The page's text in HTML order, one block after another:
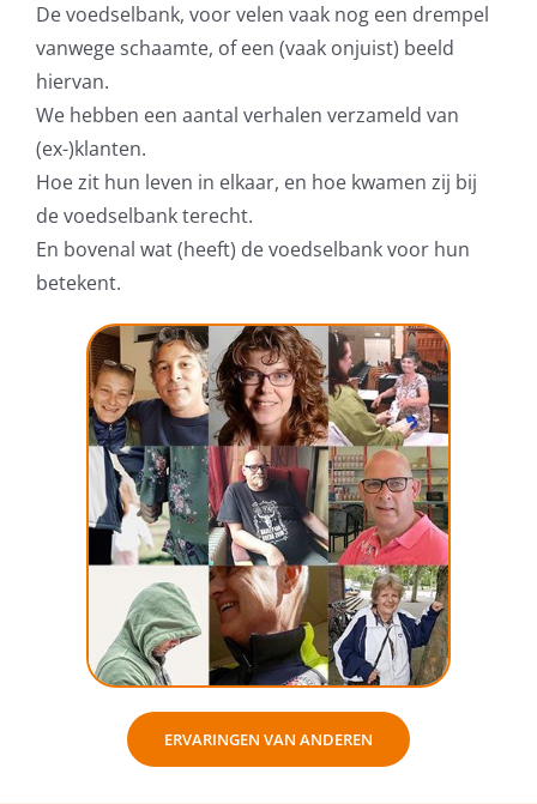
De voedselbank, voor velen vaak nog een drempel
vanwege schaamte, of een (vaak onjuist) beeld
hiervan.
We hebben een aantal verhalen verzameld van
(ex-)klanten.
Hoe zit hun leven in elkaar, en hoe kwamen zij bij
de voedselbank terecht.
En bovenal wat (heeft) de voedselbank voor hun
betekent.
ERVARINGEN VAN ANDEREN